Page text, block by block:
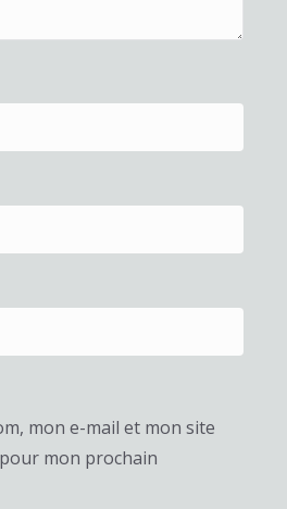
mon e-mail et mon site
mon prochain